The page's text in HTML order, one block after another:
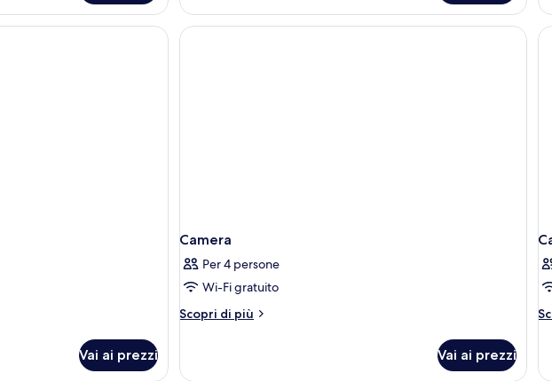
familiare
Biancheria da letto di alta qualità, minibar, una cassaforte in camera
Vai ai prezzi
Camera
Per 4 persone
Wi-Fi gratuito
Scopri di più
Altri
Vai ai prezzi